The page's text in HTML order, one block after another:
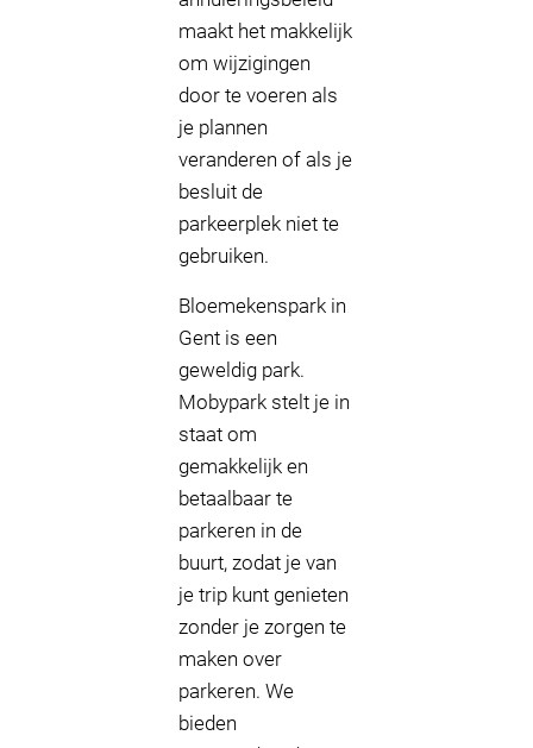
maakt het makkelijk
om wijzigingen
door te voeren als
je plannen
veranderen of als je
besluit de
parkeerplek niet te
gebruiken.
Bloemekenspark in
Gent is een
geweldig park.
Mobypark stelt je in
staat om
gemakkelijk en
betaalbaar te
parkeren in de
buurt, zodat je van
je trip kunt genieten
zonder je zorgen te
maken over
parkeren. We
bieden